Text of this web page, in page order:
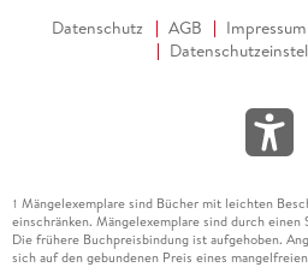
Datenschutz AGB Impressum
1 Mängelexemplare sind Bücher mit leichten
einschränken. Mängelexemplare sind durch
Die frühere Buchpreisbindung ist aufgehoben.
sich auf den gebundenen Preis eines